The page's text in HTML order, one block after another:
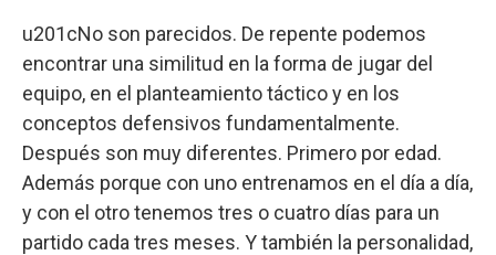
u201cNo son parecidos. De repente podemos
encontrar una similitud en la forma de jugar del
equipo, en el planteamiento táctico y en los
conceptos defensivos fundamentalmente.
Después son muy diferentes. Primero por edad.
Además porque con uno entrenamos en el día a día,
y con el otro tenemos tres o cuatro días para un
partido cada tres meses. Y también la personalidad,